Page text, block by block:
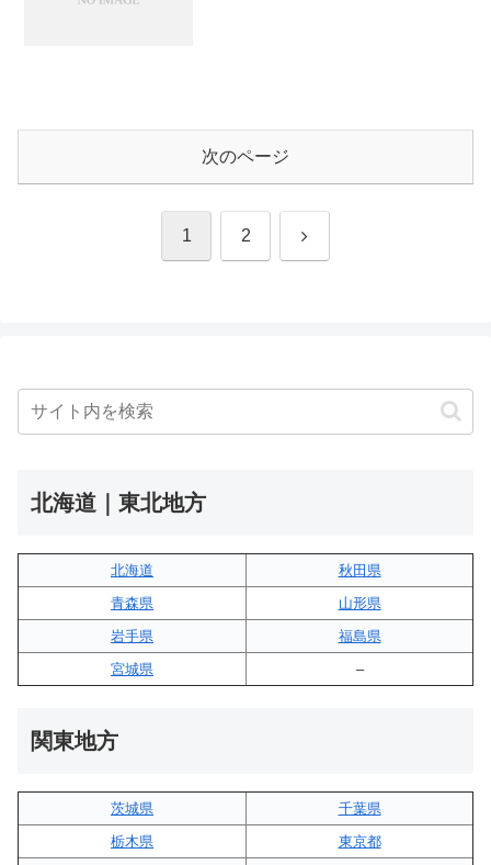
次のページ
1 2 次
北海道｜東北地方
北海道
秋田県
青森県
山形県
岩手県
福島県
宮城県
–
関東地方
茨城県
千葉県
栃木県
東京都